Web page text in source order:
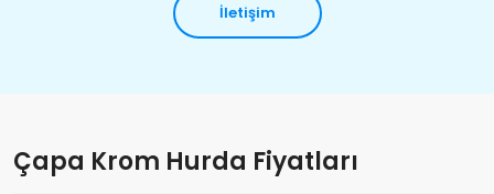
İletişim
Çapa Krom Hurda Fiyatları